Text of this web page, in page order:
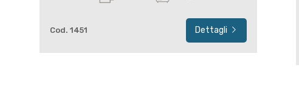
Cod. 1451 Dettagli